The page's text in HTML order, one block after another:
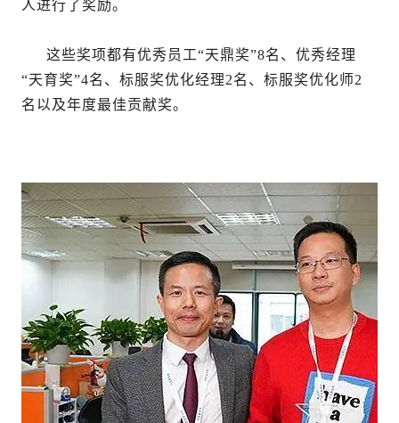
人进行了奖励。
这些奖项都有优秀员工“天鼎奖”8名、优秀经理
“天育奖”4名、标服奖优化经理2名、标服奖优化师2
名以及年度最佳贡献奖。